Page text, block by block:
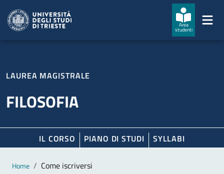
Area
studenti
LAUREA MAGISTRALE
FILOSOFIA
IL CORSO PIANO DI STUDI SYLLABI
Contenuto principale
Breadcrumb
Home Come iscriversi